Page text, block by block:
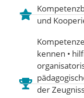
und
kennen •
der